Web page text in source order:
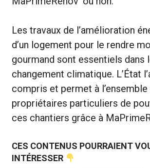
Les travaux de l’amélioration
d’un logement pour le rendre
gourmand sont essentiels dans
changement climatique. L’État
compris et permet à l’ensemble
propriétaires particuliers de
ces chantiers grâce à
CES CONTENUS POURRAIENT
INTÉRESSER